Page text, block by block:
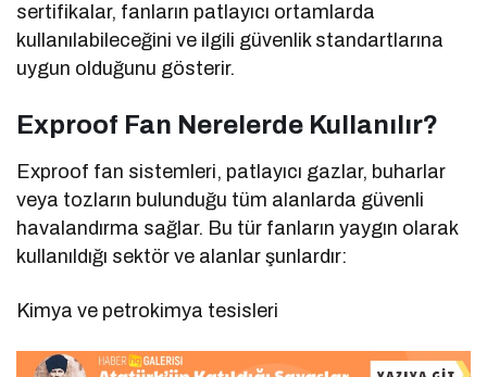
sertifikalar, fanların patlayıcı ortamlarda
kullanılabileceğini ve ilgili güvenlik standartlarına
uygun olduğunu gösterir.
Exproof Fan Nerelerde Kullanılır?
Exproof fan sistemleri, patlayıcı gazlar, buharlar
veya tozların bulunduğu tüm alanlarda güvenli
havalandırma sağlar. Bu tür fanların yaygın olarak
kullanıldığı sektör ve alanlar şunlardır:
Kimya ve petrokimya tesisleri